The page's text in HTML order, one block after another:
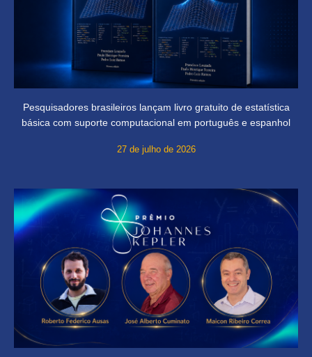
Pesquisadores brasileiros lançam livro gratuito de estatística
básica com suporte computacional em português e espanhol
27 de julho de 2026